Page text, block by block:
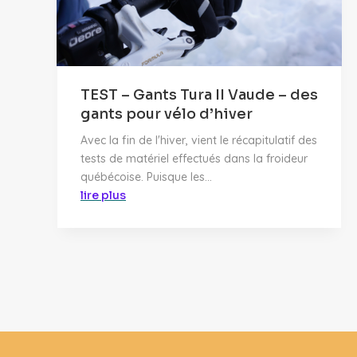
TEST – Gants Tura II Vaude – des
gants pour vélo d’hiver
Avec la fin de l'hiver, vient le récapitulatif des
tests de matériel effectués dans la froideur
québécoise. Puisque les...
lire plus